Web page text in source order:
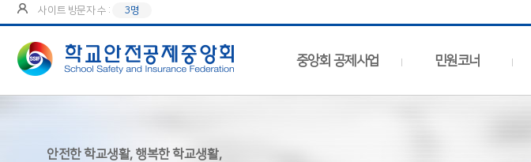
사이트 방문자 수 : 3명
중앙회 공제사업 민원코너
안전한 학교생활, 행복한 학교생활,